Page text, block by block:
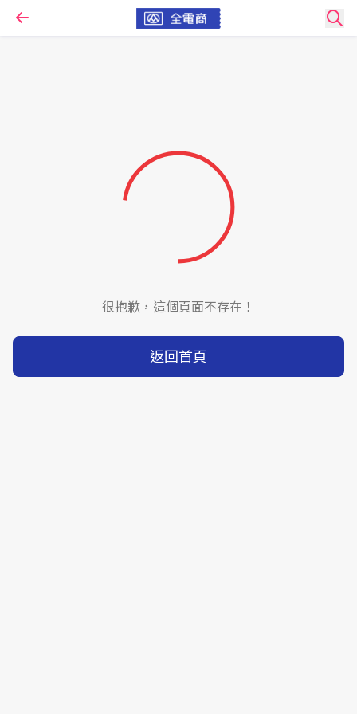
很抱歉，這個頁面不存在！
返回首頁